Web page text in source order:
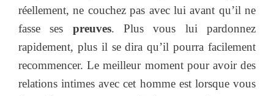
réellement, ne couchez pas avec lui avant qu’il ne
fasse ses preuves. Plus vous lui pardonnez
rapidement, plus il se dira qu’il pourra facilement
recommencer. Le meilleur moment pour avoir des
relations intimes avec cet homme est lorsque vous